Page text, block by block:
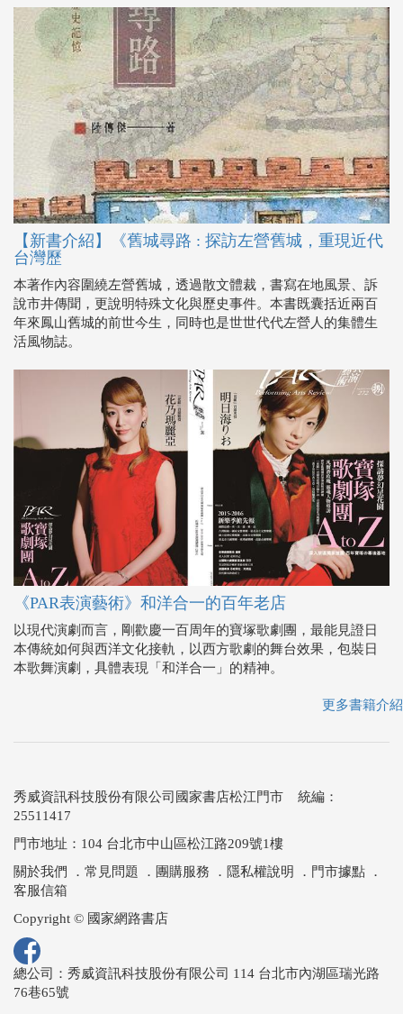
【新書介紹】《舊城尋路 : 探訪左營舊城，重現近代
台灣歷
本著作內容圍繞左營舊城，透過散文體裁，書寫在地風景、訴
說市井傳聞，更說明特殊文化與歷史事件。本書既囊括近兩百
年來鳳山舊城的前世今生，同時也是世世代代左營人的集體生
活風物誌。
《PAR表演藝術》和洋合一的百年老店
以現代演劇而言，剛歡慶一百周年的寶塚歌劇團，最能見證日
本傳統如何與西洋文化接軌，以西方歌劇的舞台效果，包裝日
本歌舞演劇，具體表現「和洋合一」的精神。
更多書籍介紹
秀威資訊科技股份有限公司國家書店松江門市 統編：
25511417
門市地址：104 台北市中山區松江路209號1樓
關於我們
． 常見問題 ． 團購服務 ． 隱私權說明 ． 門市據點 ．
客服信箱
Copyright © 國家網路書店
總公司：秀威資訊科技股份有限公司 114 台北市內湖區瑞光路
76巷65號